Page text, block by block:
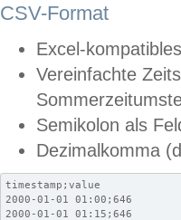
CSV-Format
Excel-
Vereinfachte
Semikolon als
Dezimalkomma
timestamp;value
2000-01-01 01:00;646
2000-01-01 01:15;646